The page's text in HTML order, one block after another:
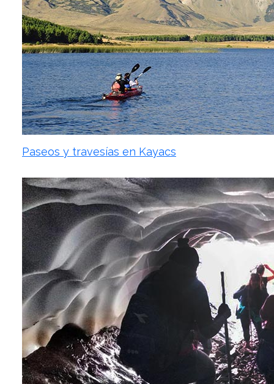
Paseos y travesías en Kayacs